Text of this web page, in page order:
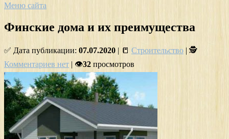
Меню сайта
Финские дома и их преимущества
✅ Дата публикации: 07.07.2020 | 📒 Строительство | 🕵
Комментариев нет | 👁32 просмотров